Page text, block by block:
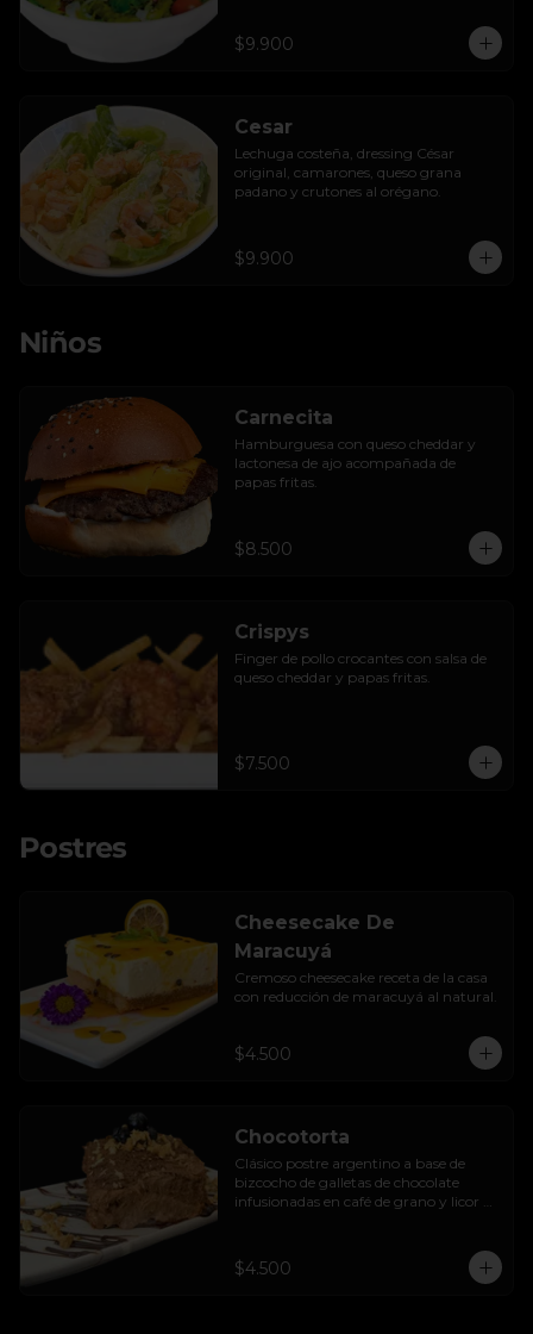
almendras.
$9.900
Cesar
Lechuga costeña, dressing César
original, camarones, queso grana
padano y crutones al orégano.
$9.900
Niños
Carnecita
Hamburguesa con queso cheddar y
lactonesa de ajo acompañada de
papas fritas.
$8.500
Crispys
Finger de pollo crocantes con salsa de
queso cheddar y papas fritas.
$7.500
Postres
Cheesecake De
Maracuyá
Cremoso cheesecake receta de la casa
con reducción de maracuyá al natural.
$4.500
Chocotorta
Clásico postre argentino a base de
bizcocho de galletas de chocolate
infusionadas en café de grano y licor de
$4.500